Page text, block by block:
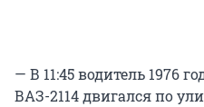
— В 11:45 водитель 1976
ВАЗ-2114 двигался по